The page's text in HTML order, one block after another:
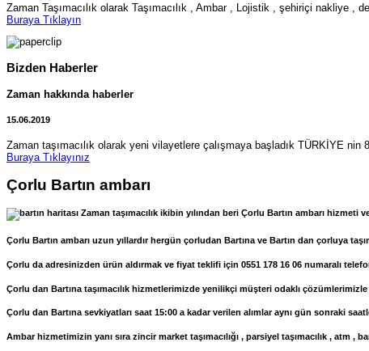
Zaman Taşımacılık olarak Taşımacılık , Ambar , Lojistik , şehiriçi nakliye ,
Buraya Tıklayın
Bizden Haberler
Zaman hakkında haberler
15.06.2019
Zaman taşımacılık olarak yeni vilayetlere çalışmaya başladık TÜRKİYE nin
Buraya Tıklayınız
Çorlu Bartın ambarı
Zaman taşımacılık ikibin yılından beri Çorlu Bartın ambarı hizmeti
Çorlu Bartın ambarı uzun yıllardır hergün çorludan Bartına ve Bartın dan çorluya
Çorlu da adresinizden ürün aldırmak ve fiyat teklifi için 0551 178 16 06 numaralı
Çorlu dan Bartına taşımacılık hizmetlerimizde yenilikçi müşteri odaklı
Çorlu dan Bartına sevkiyatları saat 15:00 a kadar verilen alımlar aynı gün sonraki
Ambar hizmetimizin yanı sıra zincir market taşımacılığı , parsiyel taşımacılık , atm ,